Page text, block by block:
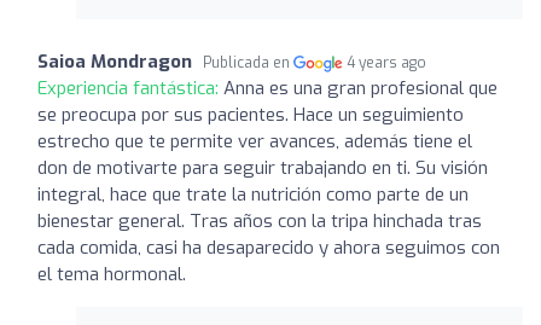
Saioa Mondragon Publicada en 4 years ago
Experiencia fantástica: Anna es una gran profesional que
se preocupa por sus pacientes. Hace un seguimiento
estrecho que te permite ver avances, además tiene el
don de motivarte para seguir trabajando en ti. Su visión
integral, hace que trate la nutrición como parte de un
bienestar general. Tras años con la tripa hinchada tras
cada comida, casi ha desaparecido y ahora seguimos con
el tema hormonal.